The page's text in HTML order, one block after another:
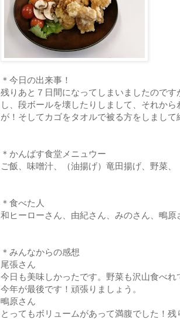
＊今日の出来事！
残りあと７日間になってしまいましたので
し、段ボールを壊したりしまして、それか
が！そしてカゴをタオルで被る方をしまして
＊かんばす食堂メニュウー
ご飯、味噌汁、（油揚げ）竜田揚げ、野菜、
＊食べた人
和ヒーローさん、由紀さん、みのさん、鴫原
＊みんなからの感想
尾張さん
今日も美味しかったです。野菜も沢山食べ
今年が最後です！頑張りましょう。
鴫原さん
とってもボリュームがあって満腹でした！